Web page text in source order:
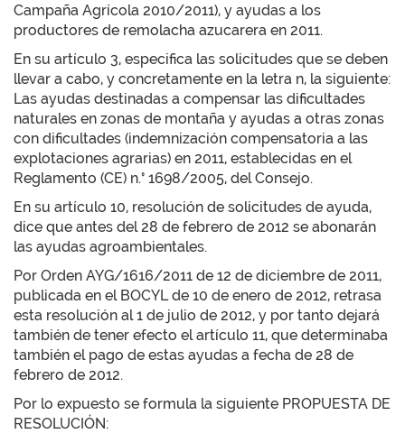
Campaña Agrícola 2010/2011), y ayudas a los
productores de remolacha azucarera en 2011.
En su artículo 3, especifica las solicitudes que se deben
llevar a cabo, y concretamente en la letra n, la siguiente:
Las ayudas destinadas a compensar las dificultades
naturales en zonas de montaña y ayudas a otras zonas
con dificultades (indemnización compensatoria a las
explotaciones agrarias) en 2011, establecidas en el
Reglamento (CE) n.° 1698/2005, del Consejo.
En su artículo 10, resolución de solicitudes de ayuda,
dice que antes del 28 de febrero de 2012 se abonarán
las ayudas agroambientales.
Por Orden AYG/1616/2011 de 12 de diciembre de 2011,
publicada en el BOCYL de 10 de enero de 2012, retrasa
esta resolución al 1 de julio de 2012, y por tanto dejará
también de tener efecto el artículo 11, que determinaba
también el pago de estas ayudas a fecha de 28 de
febrero de 2012.
Por lo expuesto se formula la siguiente PROPUESTA DE
RESOLUCIÓN: